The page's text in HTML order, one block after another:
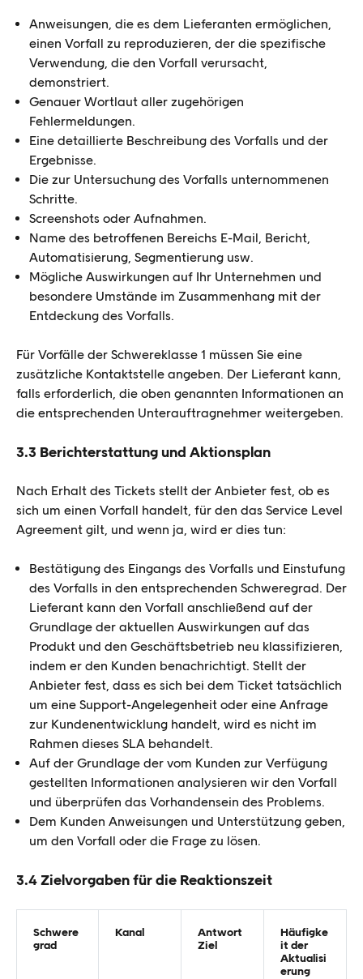
Anweisungen, die es dem Lieferanten ermöglichen,
einen Vorfall zu reproduzieren, der die spezifische
Verwendung, die den Vorfall verursacht,
demonstriert.
Genauer Wortlaut aller zugehörigen
Fehlermeldungen.
Eine detaillierte Beschreibung des Vorfalls und der
Ergebnisse.
Die zur Untersuchung des Vorfalls unternommenen
Schritte.
Screenshots oder Aufnahmen.
Name des betroffenen Bereichs E-Mail, Bericht,
Automatisierung, Segmentierung usw.
Mögliche Auswirkungen auf Ihr Unternehmen und
besondere Umstände im Zusammenhang mit der
Entdeckung des Vorfalls.
Für Vorfälle der Schwereklasse 1 müssen Sie eine
zusätzliche Kontaktstelle angeben. Der Lieferant kann,
falls erforderlich, die oben genannten Informationen an
die entsprechenden Unterauftragnehmer weitergeben.
3.3 Berichterstattung und Aktionsplan
Nach Erhalt des Tickets stellt der Anbieter fest, ob es
sich um einen Vorfall handelt, für den das Service Level
Agreement gilt, und wenn ja, wird er dies tun:
Bestätigung des Eingangs des Vorfalls und Einstufung
des Vorfalls in den entsprechenden Schweregrad. Der
Lieferant kann den Vorfall anschließend auf der
Grundlage der aktuellen Auswirkungen auf das
Produkt und den Geschäftsbetrieb neu klassifizieren,
indem er den Kunden benachrichtigt. Stellt der
Anbieter fest, dass es sich bei dem Ticket tatsächlich
um eine Support-Angelegenheit oder eine Anfrage
zur Kundenentwicklung handelt, wird es nicht im
Rahmen dieses SLA behandelt.
Auf der Grundlage der vom Kunden zur Verfügung
gestellten Informationen analysieren wir den Vorfall
und überprüfen das Vorhandensein des Problems.
Dem Kunden Anweisungen und Unterstützung geben,
um den Vorfall oder die Frage zu lösen.
3.4 Zielvorgaben für die Reaktionszeit
Schwere
grad
Kanal
Antwort
Ziel
Häufigke
it der
Aktualisi
erung